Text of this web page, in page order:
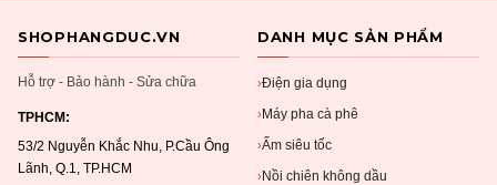
SHOPHANGDUC.VN
Hỗ trợ - Bảo hành - Sửa chữa
TPHCM:
53/2 Nguyễn Khắc Nhu, P.Cầu Ông
Lãnh, Q.1, TP.HCM
DANH MỤC SẢN PHẨM
›Điện gia dụng
› Máy pha cà phê
›Ấm siêu tốc
›Nồi chiên không dầu